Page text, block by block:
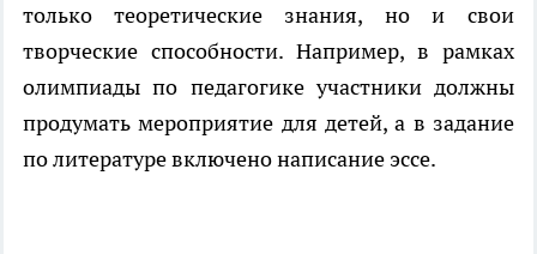
только теоретические знания, но и свои
творческие способности. Например, в рамках
олимпиады по педагогике участники должны
продумать мероприятие для детей, а в задание
по литературе включено написание эссе.